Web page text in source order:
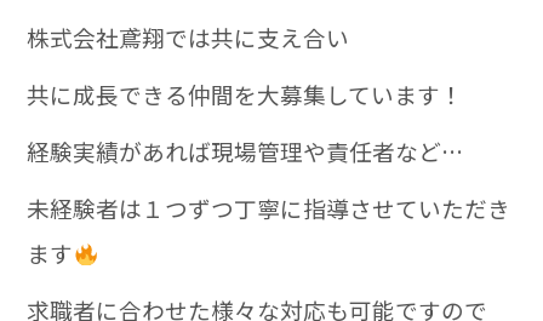
株式会社鳶翔では共に支え合い
共に成長できる仲間を大募集しています！
経験実績があれば現場管理や責任者など…
未経験者は１つずつ丁寧に指導させていただき
ます
求職者に合わせた様々な対応も可能ですので